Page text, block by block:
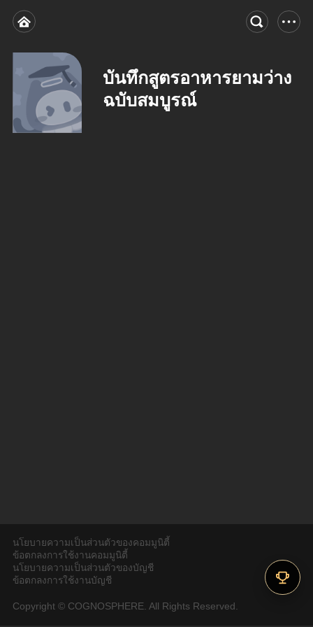
บันทึกสูตรอาหารยามว่าง
ฉบับสมบูรณ์
นโยบายความเป็นส่วนตัวของคอมมูนิตี้
ข้อตกลงการใช้งานคอมมูนิตี้
นโยบายความเป็นส่วนตัวของบัญชี
ข้อตกลงการใช้งานบัญชี
Copyright © COGNOSPHERE. All Rights Reserved.